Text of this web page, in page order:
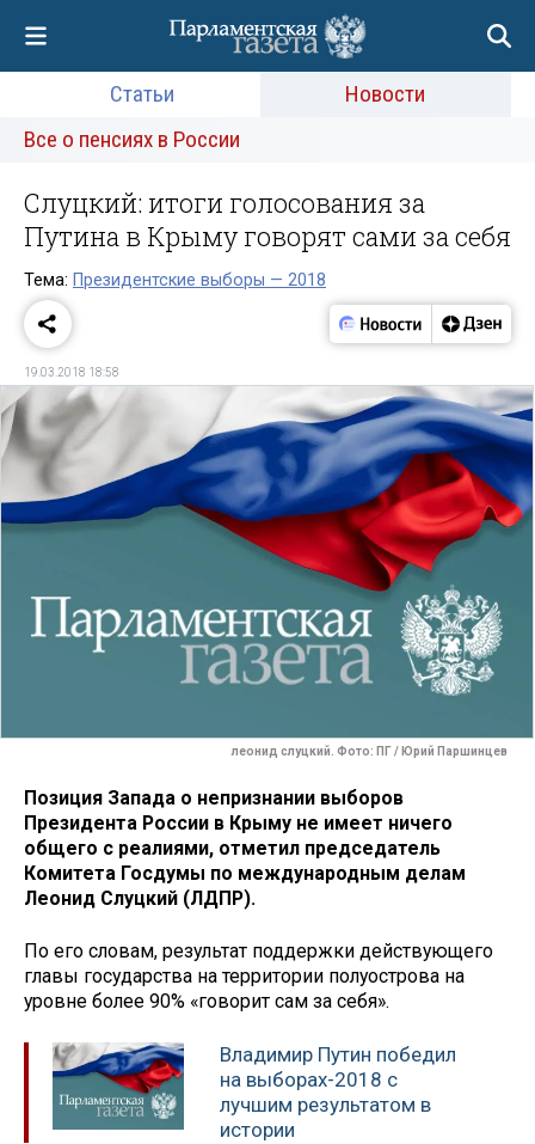
Статьи
Новости
Все о пенсиях в России
Слуцкий: итоги голосования за
Путина в Крыму говорят сами за себя
Тема: Президентские выборы — 2018
19.03.2018 18:58
леонид слуцкий. Фото: ПГ / Юрий Паршинцев
Позиция Запада о непризнании выборов
Президента России в Крыму не имеет ничего
общего с реалиями, отметил председатель
Комитета Госдумы по международным делам
Леонид Слуцкий (ЛДПР).
По его словам, результат поддержки действующего
главы государства на территории полуострова на
уровне более 90% «говорит сам за себя».
Владимир Путин победил
на выборах-2018 с
лучшим результатом в
истории